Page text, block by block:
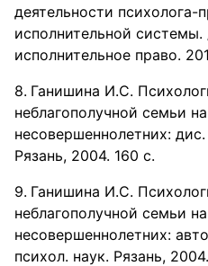
деятельности психолога-
исполнительной
исполнительное право.
Ганишина И.С.
неблагополучной семьи
несовершеннолетних:
Рязань, 2004. 160 с.
Ганишина И.С.
неблагополучной семьи
несовершеннолетних:
психол. наук. Рязань,